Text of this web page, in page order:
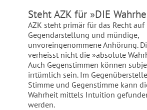
Steht AZK für »DIE
AZK steht primär für das Recht auf
Gegendarstellung und mündige,
unvoreingenommene Anhörung.
verheisst nicht die »absolute
Auch Gegenstimmen können
irrtümlich sein. Im
Stimme und Gegenstimme kann
Wahrheit mittels Intuition
werden.